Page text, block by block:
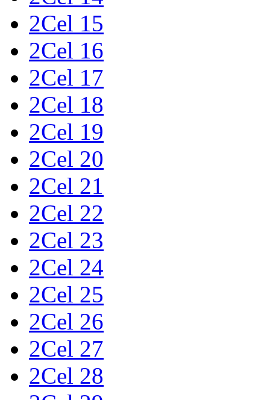
2Cel 15
2Cel 16
2Cel 17
2Cel 18
2Cel 19
2Cel 20
2Cel 21
2Cel 22
2Cel 23
2Cel 24
2Cel 25
2Cel 26
2Cel 27
2Cel 28